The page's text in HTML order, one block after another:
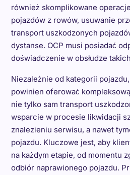
również skomplikowane
pojazdów z rowów, usuwanie
transport uszkodzonych
dystanse. OCP musi posiadać
doświadczenie w obsłudze
Niezależnie od kategorii
powinien oferować
nie tylko sam transport
wsparcie w procesie likwidacji
znalezieniu serwisu, a nawet
pojazdu. Kluczowe jest, aby
na każdym etapie, od momentu
odbiór naprawionego pojazdu.